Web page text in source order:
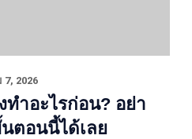
7, 2026
ทำอะไรก่อน? อย่า
ตอนนี้ได้เลย